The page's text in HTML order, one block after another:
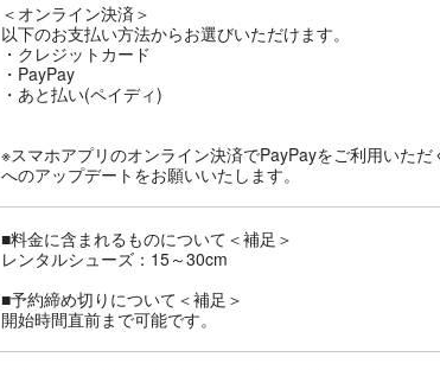
＜オンライン決済＞
以下のお支払い方法からお選びいただけます。
・クレジットカード
・PayPay
・あと払い(ペイディ)
※スマホアプリのオンライン決済でPayPayをご利用いただ
へのアップデートをお願いいたします。
■料金に含まれるものについて＜補足＞
レンタルシューズ：15～30cm
■予約締め切りについて＜補足＞
開始時間直前まで可能です。